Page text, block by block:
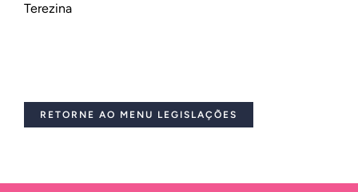
Terezina
RETORNE AO MENU LEGISLAÇÕES